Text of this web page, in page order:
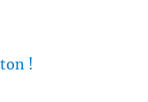
!